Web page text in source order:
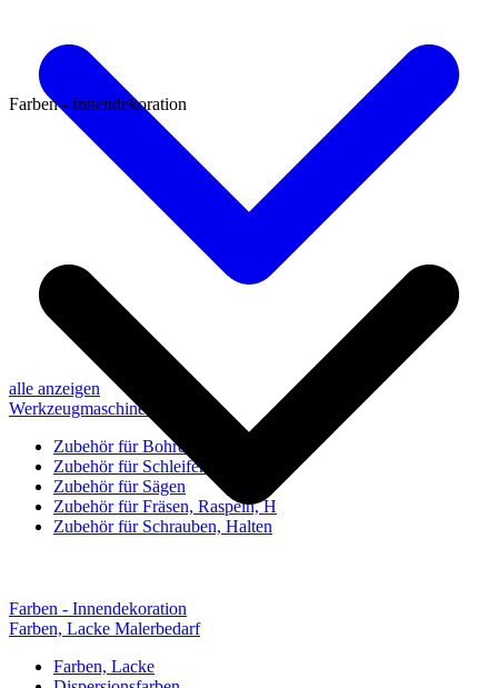
alle anzeigen
Werkzeugmaschinen-Zubehör
Zubehör für Bohren, Bohrhilfen
Zubehör für Schleifen, Poliere
Zubehör für Sägen
Zubehör für Fräsen, Raspeln, H
Zubehör für Schrauben, Halten
Farben - Innendekoration
Farben - Innendekoration
Farben, Lacke Malerbedarf
Farben, Lacke